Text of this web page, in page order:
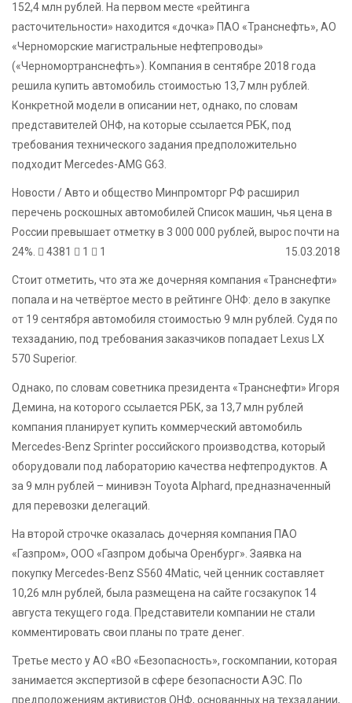
152,4 млн рублей. На первом месте «рейтинга
расточительности» находится «дочка» ПАО «Транснефть», АО
«Черноморские магистральные нефтепроводы»
(«Черномортранснефть»). Компания в сентябре 2018 года
решила купить автомобиль стоимостью 13,7 млн рублей.
Конкретной модели в описании нет, однако, по словам
представителей ОНФ, на которые ссылается РБК, под
требования технического задания предположительно
подходит Mercedes-AMG G63.
Новости / Авто и общество Минпромторг РФ расширил
перечень роскошных автомобилей Список машин, чья цена в
России превышает отметку в 3 000 000 рублей, вырос почти на
24%.
4381 1 1 15.03.2018
Стоит отметить, что эта же дочерняя компания «Транснефти»
попала и на четвёртое место в рейтинге ОНФ: дело в закупке
от 19 сентября автомобиля стоимостью 9 млн рублей. Судя по
техзаданию, под требования заказчиков попадает Lexus LX
570 Superior.
Однако, по словам советника президента «Транснефти» Игоря
Демина, на которого ссылается РБК, за 13,7 млн рублей
компания планирует купить коммерческий автомобиль
Mercedes-Benz Sprinter российского производства, который
оборудовали под лабораторию качества нефтепродуктов. А
за 9 млн рублей – минивэн Toyota Alphard, предназначенный
для перевозки делегаций.
На второй строчке оказалась дочерняя компания ПАО
«Газпром», ООО «Газпром добыча Оренбург». Заявка на
покупку Mercedes-Benz S560 4Matic, чей ценник составляет
10,26 млн рублей, была размещена на сайте госзакупок 14
августа текущего года. Представители компании не стали
комментировать свои планы по трате денег.
Третье место у АО «ВО «Безопасность», госкомпании, которая
занимается экспертизой в сфере безопасности АЭС. По
предположениям активистов ОНФ, основанных на техзадании,